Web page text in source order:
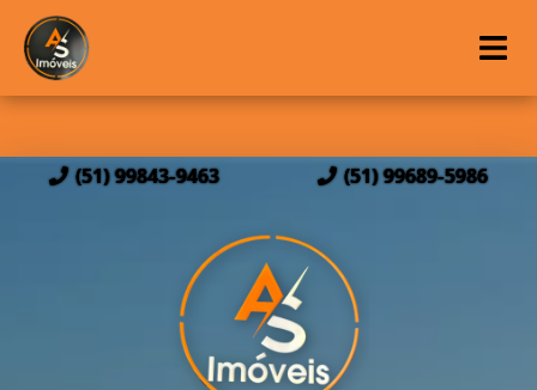
(51) 99843-9463 (51) 99689-5986